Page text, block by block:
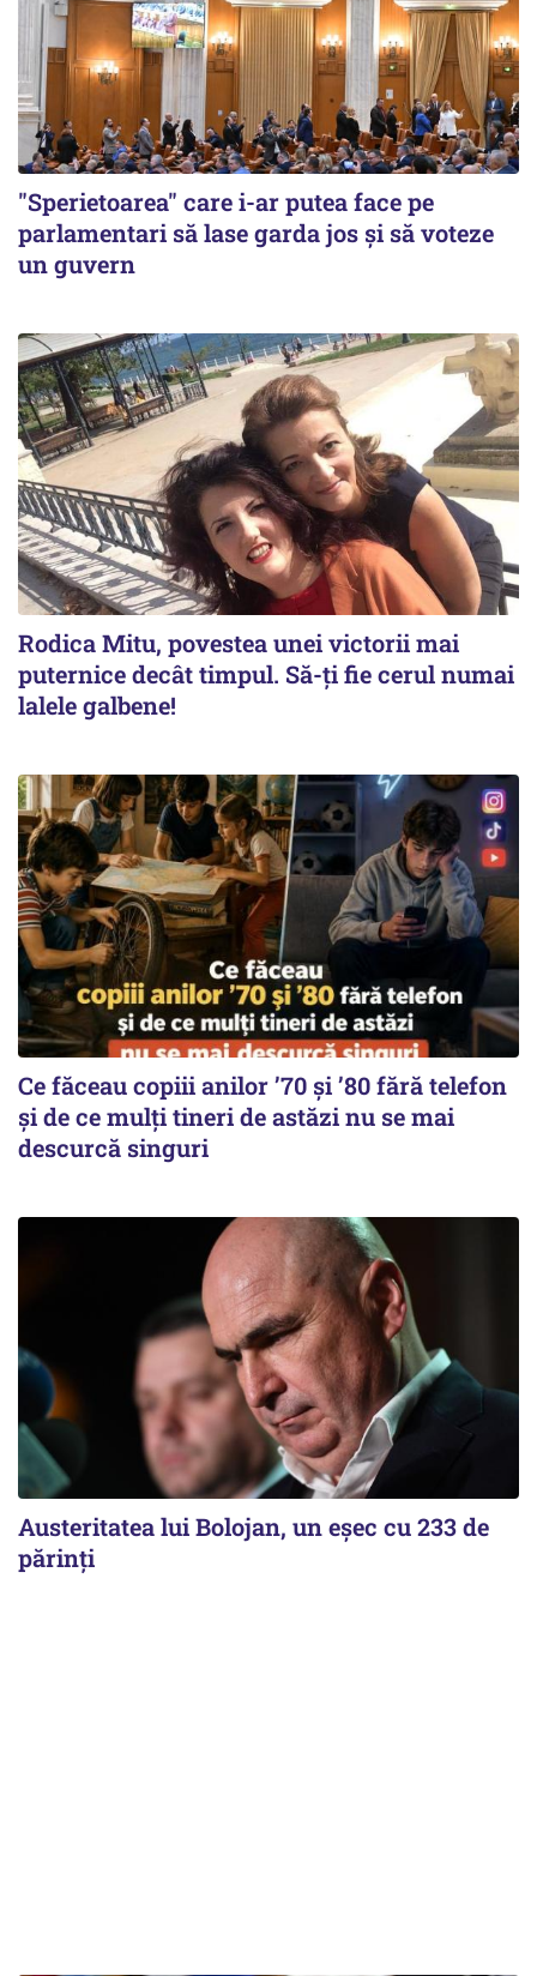
"Sperietoarea" care i-ar putea face pe
parlamentari să lase garda jos și să voteze
un guvern
Rodica Mitu, povestea unei victorii mai
puternice decât timpul. Să-ți fie cerul numai
lalele galbene!
Ce făceau copiii anilor ’70 și ’80 fără telefon
și de ce mulți tineri de astăzi nu se mai
descurcă singuri
Austeritatea lui Bolojan, un eșec cu 233 de
părinți